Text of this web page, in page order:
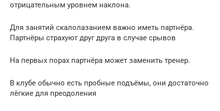
отрицательным уровнем наклона.
Для занятий скалолазанием важно иметь партнёра.
Партнёры страхуют друг друга в случае срывов
На первых порах партнёра может заменить тренер.
В клубе обычно есть пробные подъёмы, они достаточно
лёгкие для преодоления